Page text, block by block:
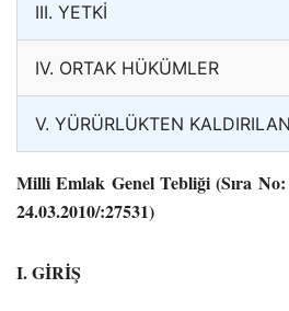
III. YETKİ
IV. ORTAK HÜKÜMLER
V. YÜRÜRLÜKTEN
Milli Emlak Genel Tebliği (Sıra
24.03.2010/:27531)
I. GİRİŞ